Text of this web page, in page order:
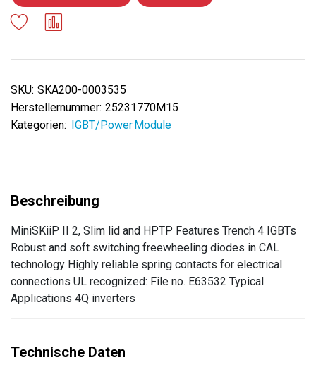
SKU: SKA200-0003535
Herstellernummer: 25231770M15
Kategorien: IGBT/Power Module
MiniSKiiP II 2, Slim lid and HPTP Features Trench 4 IGBTs
Robust and soft switching freewheeling diodes in CAL
technology Highly reliable spring contacts for electrical
connections UL recognized: File no. E63532 Typical
Applications 4Q inverters